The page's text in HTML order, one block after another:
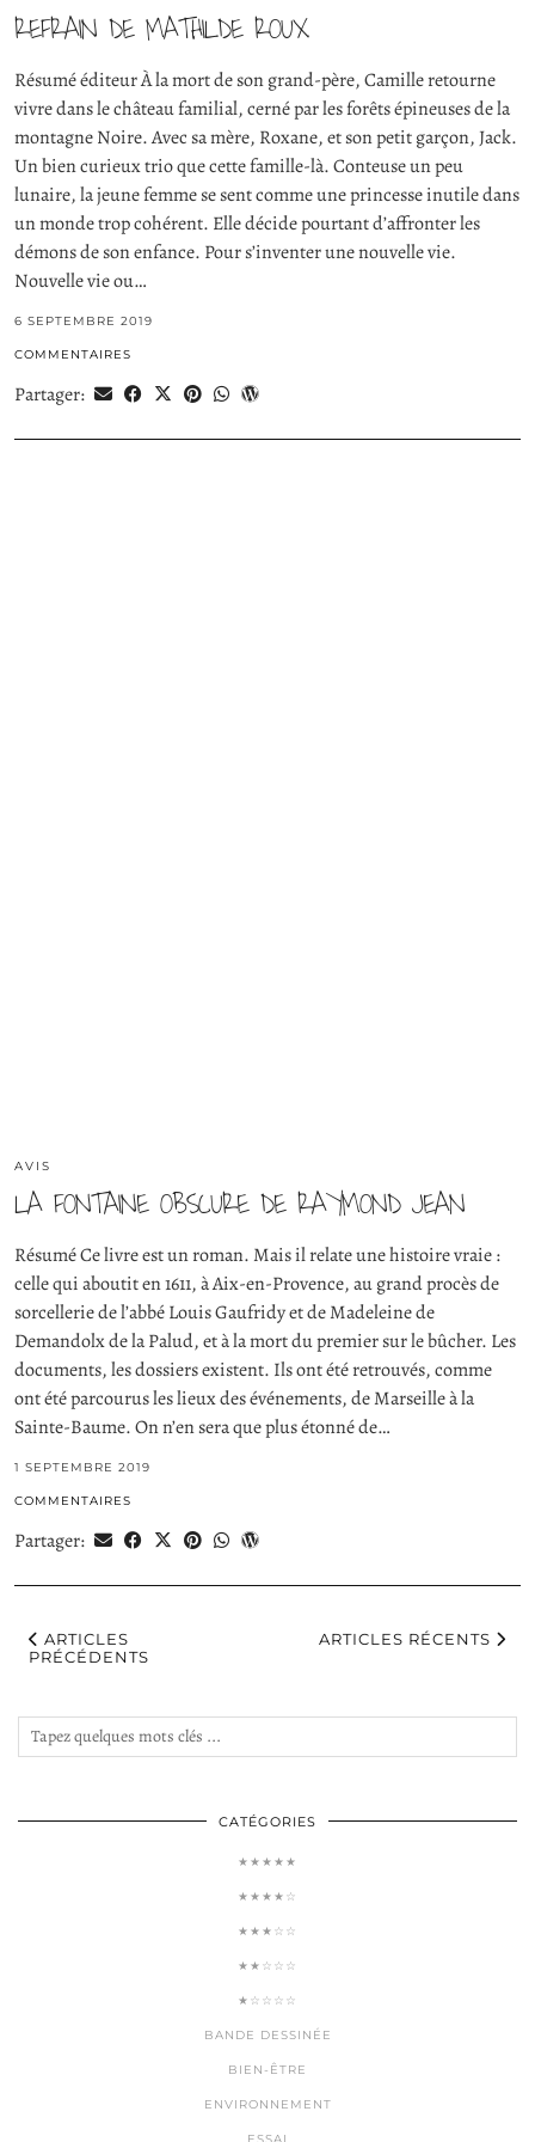
REFRAIN DE MATHILDE ROUX
Résumé éditeur À la mort de son grand-père, Camille retourne
vivre dans le château familial, cerné par les forêts épineuses de la
montagne Noire. Avec sa mère, Roxane, et son petit garçon, Jack.
Un bien curieux trio que cette famille-là. Conteuse un peu
lunaire, la jeune femme se sent comme une princesse inutile dans
un monde trop cohérent. Elle décide pourtant d’affronter les
démons de son enfance. Pour s’inventer une nouvelle vie.
Nouvelle vie ou…
6 SEPTEMBRE 2019
COMMENTAIRES
Partager:
AVIS
LA FONTAINE OBSCURE DE RAYMOND JEAN
Résumé Ce livre est un roman. Mais il relate une histoire vraie :
celle qui aboutit en 1611, à Aix-en-Provence, au grand procès de
sorcellerie de l’abbé Louis Gaufridy et de Madeleine de
Demandolx de la Palud, et à la mort du premier sur le bûcher. Les
documents, les dossiers existent. Ils ont été retrouvés, comme
ont été parcourus les lieux des événements, de Marseille à la
Sainte-Baume. On n’en sera que plus étonné de…
1 SEPTEMBRE 2019
COMMENTAIRES
Partager:
ARTICLES
PRÉCÉDENTS
ARTICLES RÉCENTS
CATÉGORIES
★★★★★
★★★★☆
★★★☆☆
★★☆☆☆
★☆☆☆☆
BANDE DESSINÉE
BIEN-ÊTRE
ENVIRONNEMENT
ESSAI